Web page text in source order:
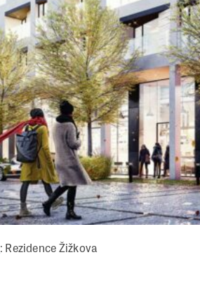
: Rezidence Žižkova